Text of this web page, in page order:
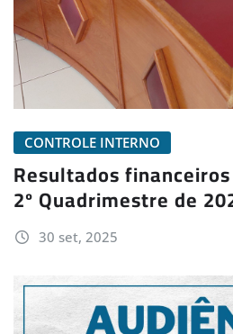
CONTROLE INTERNO
Resultados
2º Quadrimestre de
30 set, 2025